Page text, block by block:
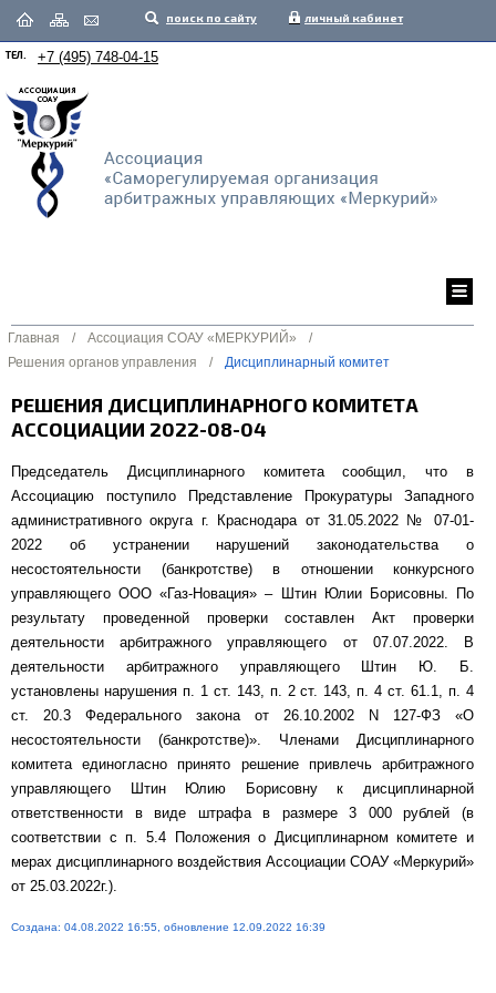
поиск по сайту личный кабинет
ТЕЛ. +7 (495) 748-04-15
Главная / Ассоциация СОАУ «МЕРКУРИЙ»
/
Решения органов управления
/ Дисциплинарный комитет
РЕШЕНИЯ ДИСЦИПЛИНАРНОГО КОМИТЕТА
АССОЦИАЦИИ 2022-08-04
Председатель Дисциплинарного комитета сообщил, что в
Ассоциацию поступило Представление Прокуратуры Западного
административного округа г. Краснодара от 31.05.2022 № 07-01-
2022 об устранении нарушений законодательства о
несостоятельности (банкротстве) в отношении конкурсного
управляющего ООО «Газ-Новация» – Штин Юлии Борисовны. По
результату проведенной проверки составлен Акт проверки
деятельности арбитражного управляющего от 07.07.2022. В
деятельности арбитражного управляющего Штин Ю. Б.
установлены нарушения п. 1 ст. 143, п. 2 ст. 143, п. 4 ст. 61.1, п. 4
ст. 20.3 Федерального закона от 26.10.2002 N 127-ФЗ «О
несостоятельности (банкротстве)». Членами Дисциплинарного
комитета единогласно принято решение привлечь арбитражного
управляющего Штин Юлию Борисовну к дисциплинарной
ответственности в виде штрафа в размере 3 000 рублей (в
соответствии с п. 5.4 Положения о Дисциплинарном комитете и
мерах дисциплинарного воздействия Ассоциации СОАУ «Меркурий»
от 25.03.2022г.).
Создана: 04.08.2022 16:55, обновление 12.09.2022 16:39